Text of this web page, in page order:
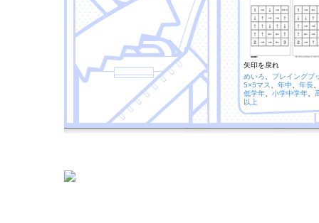
矢印を戻れ
めいろ
プレイングブ
5×5マス
年中 年長
低学年
小学中学年
以上